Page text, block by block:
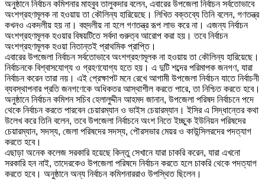
অনুষ্ঠানে নির্বাচন কমিশনার মাহবুব তালুকদার বলেন, এবারের উপজেলা নির্বাচন সর্বতোভাবে
অংশগ্রহণমূলক না হওয়ায় তা কৌলিন্য হারিয়েছে। লিখিত বক্তব্যে তিনি বলেন, গণতন্ত্র
কখনও একদলীয় হয় না। বহুদলীয় না হলে গণতন্ত্র রূপ লাভ করে না। এজন্য নির্বাচন
অংশগ্রহণমূলক হওয়ার বিষয়টিতে সর্বদা গুরুত্ব আরোপ করা হয়। তবে নির্বাচন
অংশগ্রহণমূলক হওয়া নিতান্তই প্রাথমিক প্রাপ্তি।
এবারের উপজেলা নির্বাচন সর্বতোভাবে অংশগ্রহণমূলক না হওয়ায় তা কৌলিন্য হারিয়েছে।
নির্বাচনকে বিশ্বাসযোগ্য ও গ্রহণযোগ্য হতে হয়। এ দুটি শব্দের পরিমাপক জনগণ, যারা
নির্বাচন করেন তারা নয়। এই প্রেক্ষাপট মনে রেখে আগামী উপজেলা নির্বাচন যাতে নির্বাচনী
ব্যবস্থাপনার প্রতি জনগণেকে অধিকতর আস্থাশীল করতে পারে, তা নিশ্চিত করতে হবে।
অনুষ্ঠানে নির্বাচন কমিশন সচিব হেলালুদ্দীন আহমদ জানান, উপজেলা পরিষদ নির্বাচনে পদে
থেকে নির্বাচন করতে পারবেন চেয়ারম্যান ও ভাইস চেয়ারম্যান। ইসির এ সিদ্ধান্তের কথা
উলে­খ করে তিনি বলেন, তবে উপজেলা নির্বাচনে অংশ নিতে ইচ্ছুক ইউনিয়ন পরিষদের
চেয়ারম্যান, সদস্য, জেলা পরিষদের সদস্য, পৌরসভার মেয়র ও কাউন্সিলরদের পদত্যাগ
করতে হবে।
এছাড়া অনেক কলেজ সরকারি হয়েছে কিন্তু সেখানে যারা চাকরি করেন, যারা এখনো
সরকারি হন নাই, তাদেরকেও উপজেলা পরিষদে নির্বাচন করতে হলে চাকরি থেকে পদত্যাগ
করতে হবে। অনুষ্ঠানে অন্য নির্বাচন কমিশনাররাও উপস্থিত ছিলেন।